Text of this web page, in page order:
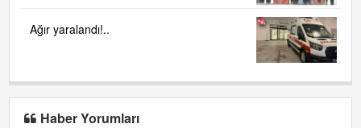
Ağır yaralandı!..
Haber Yorumları